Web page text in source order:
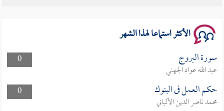
الأكثر استماعا لهذا الشهر
0 سورة البروج
عبد الله عواد الجهني
0
حكم العمل فى البنوك
محمد ناصر الدين الألباني